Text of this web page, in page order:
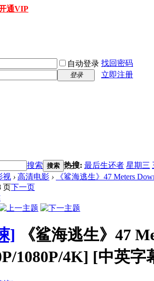
通VIP
自动登录 找回密码
登录
立即注册
搜索 搜索 热搜: 最后生还者 星期三
视 › 高清电影 ›
《鲨海逃生》47 Meters
页下一页
]
《鲨海逃生》47
1080P/4K] [中英字